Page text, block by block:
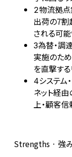
2物流拠点
出荷の7割
される可
3為替・調
実施のた
を直撃する
4システム
ネット経
上・顧客信
Strengths · 強